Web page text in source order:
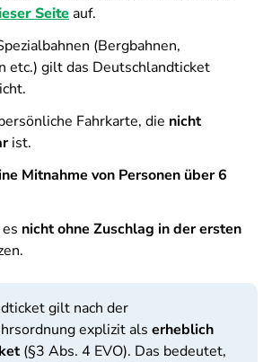
Seiteauf.
(Bergbahnen,
etc.) gilt das Deutschlandticket
Fahrkarte, die nicht
ist.
Mitnahme von Personen über 6
nicht ohne Zuschlag in der ersten
gilt nach der
explizit als erheblich
(§3 Abs. 4 EVO). Das bedeutet,